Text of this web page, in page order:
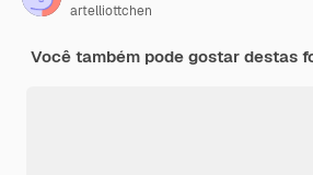
artelliottchen
Você também pode gostar destas